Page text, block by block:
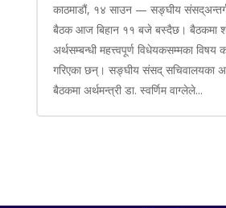
काठमाडौं, १४ साउन — सङ्घीय
बैठक आज बिहान ११ बजे बस्दैछ। बैठकमा
अर्थसम्बन्धी महत्त्वपूर्ण विधेयकसम्मका विषय
गरिएका छन्। सङ्घीय संसद् सचिवालयका
बैठकमा अर्थमन्त्री डा. स्वर्णिम वाग्लेले...